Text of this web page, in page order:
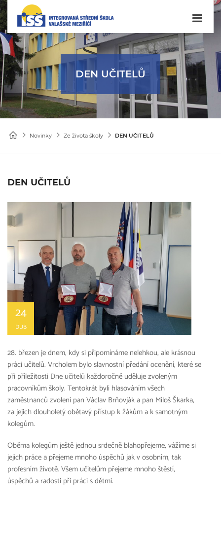
DEN UČITELŮ
Novinky Ze života školy DEN UČITELŮ
DEN UČITELŮ
24
DUB
28. březen je dnem, kdy si připomínáme nelehkou, ale krásnou
práci učitelů. Vrcholem bylo slavnostní předání ocenění, které se
při příležitosti Dne učitelů každoročně uděluje zvoleným
pracovníkům školy. Tentokrát byli hlasováním všech
zaměstnanců zvoleni pan Václav Brňovják a pan Miloš Škarka,
za jejich dlouholetý obětavý přístup k žákům a k samotným
kolegům.
Oběma kolegům ještě jednou srdečně blahopřejeme, vážíme si
jejich práce a přejeme mnoho úspěchů jak v osobním, tak
profesním životě. Všem učitelům přejeme mnoho štěstí,
úspěchů a radosti při práci s dětmi.